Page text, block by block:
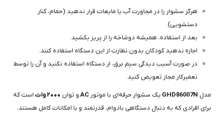
هرگز سشوار را در مجاورت آب یا مایعات قرار ندهید (حمام، کنار
دستشویی).
بعد از استفاده، همیشه دوشاخه را از پریز بکشید.
اجازه ندهید کودکان بدون نظارت از این دستگاه استفاده کنند.
در صورت آسیب دیدگی سیم برق، از دستگاه استفاده نکنید و آن را توسط
تعمیرکار مجاز تعویض کنید.
مدل GHD86007N یک سشوار حرفه‌ای با موتور ACو توان ۲۰۰۰وات است که
برای افرادی که به دنبال دستگاهی بادوام، قدرتمند و با امکانات کامل هستند،